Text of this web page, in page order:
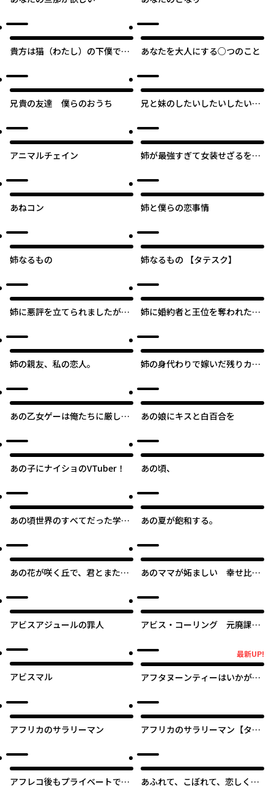
貴方は猫（わたし）の下僕です
ケイ～
あなたを大人にする○つのこと
兄貴の友達 僕らのおうち
兄と妹のしたいしたいしたいコ
アニマルチェイン
姉が最強すぎて女装せざるをえ
あねコン 姉と僕らの恋事情
姉なるもの 姉なるもの 【タテスク】
姉に悪評を立てられましたが、
います 自分らしく生きること
がモットーです
姉に婚約者と王位を奪われたの
ています。
姉の親友、私の恋人。
姉の身代わりで嫁いだ残りカス
活を送ります
あの乙女ゲーは俺たちに厳しい
あの娘にキスと白百合を
あの子にナイショのVTuber！ あの頃、
あの頃世界のすべてだった学校
まで【タテスク】
あの夏が飽和する。
あの花が咲く丘で、君とまた出
あのママが妬ましい 幸せ比
アビスアジュールの罪人
アビス・コーリング 元廃課金
異世界に召喚されたら
アビスマル
最新UP!
アフタヌーンティーはいかがで
なふたり暮らし
アフリカのサラリーマン
アフリカのサラリーマン【タテ
アフレコ後もプライベートで鳴
あふれて、こぼれて、恋しく